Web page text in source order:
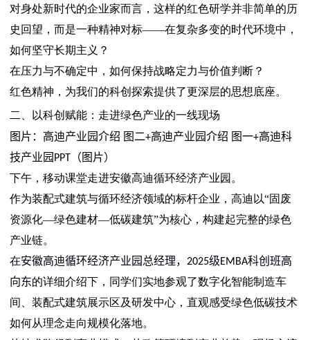
对身处新时代的企业家而言，这样的红色研学并非简单的历
史回望，而是一种精神对标——在复杂多变的时代环境中，
如何坚守长期主义？
在压力与不确定中，如何保持战略定力与价值判断？
红色精神，为我们的科创探索提供了更深层的思想底座。
二、以科创赋能：走进绿色产业的一线现场
图片：高迪产业园介绍 图二+高迪产业园介绍 图一+高迪科
技产业园 PPT （图片）
下午，移动课堂走进安徽高迪循环经济产业园。
作为装配式建筑与循环经济领域的标杆企业，高迪以“固废
资源化—绿色建材—低碳建筑”为核心，构建起完整的绿色
产业链。
在安徽高迪循环经济产业园总经理， 2025级EMBA科创班高
向东的详细介绍下，同学们实地参观了数字化智能制造车
间、装配式建筑展示区及研发中心，直观感受绿色低碳技术
如何从理念走向规模化落地。